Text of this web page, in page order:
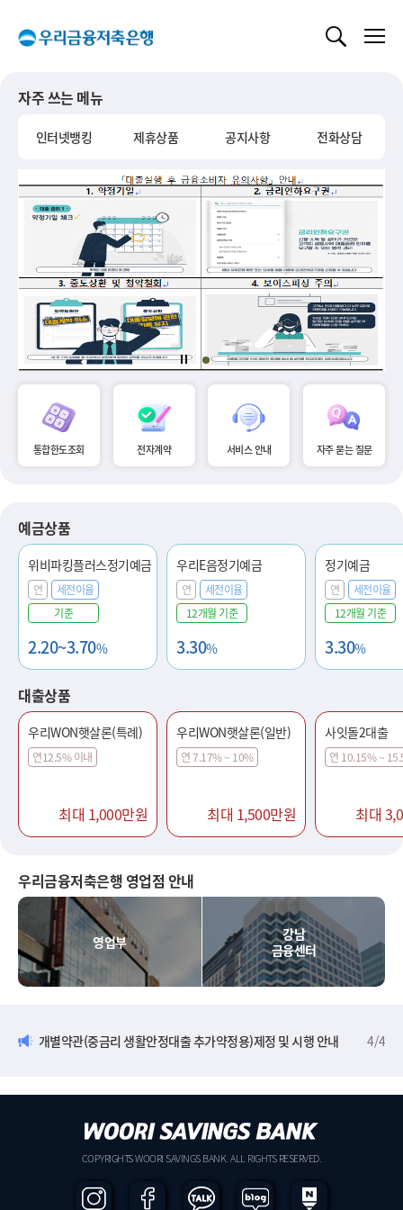
자주 쓰는 메뉴
인터넷뱅킹 제휴상품 공지사항 전화상담
통합한도조회 전자계약 서비스 안내 자주 묻는 질문
예금상품
위비파킹플러스정기예금
연
세전이율
기준
2.20~3.70%
우리E음정기예금
연
세전이율
12개월 기준
3.30%
정기예금
연
세전이율
12개월 기준
3.30%
대출상품
우리WON햇살론(특례)
연12.5% 이내
최대 1,000만원
우리WON햇살론(일반)
연 7.17% ~ 10%
최대 1,500만원
사잇돌2대출
연 10.15% ~
최대
우리금융저축은행 영업점 안내
영업부
강남
금융센터
개별약관(중금리 생활안정대출 추가약정용)제정 및 시행 안내 4/4
COPYRIGHTS WOORI SAVINGS BANK. ALL RIGHTS RESERVED.